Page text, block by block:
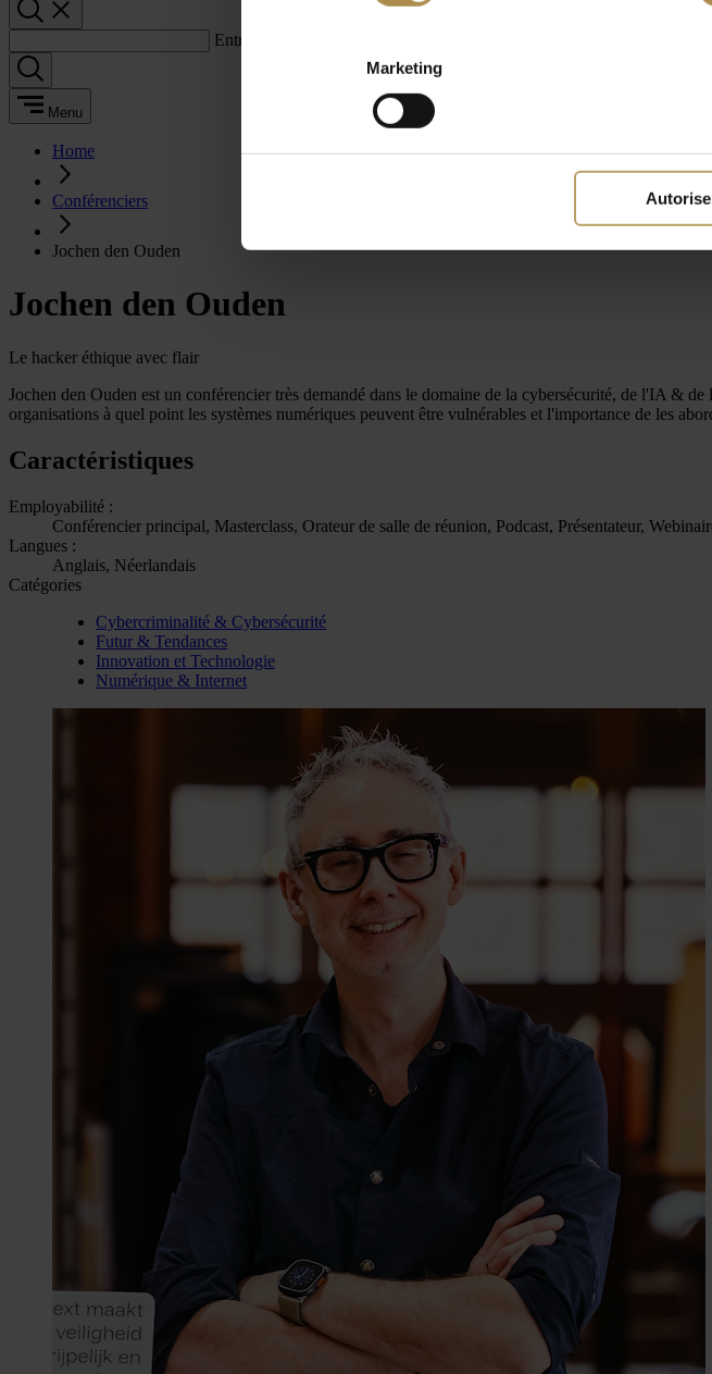
Marketing
Entrez un terme de recherche :
Menu
Home
Conférenciers
Jochen den Ouden
Jochen den Ouden
Le hacker éthique avec flair
Jochen den Ouden est un conférencier très demandé dans le domaine de la cybersécurité, de l'IA &
organisations à quel point les systèmes numériques peuvent être vulnérables et l'importance de les
Caractéristiques
Employabilité :
Conférencier principal, Masterclass, Orateur de salle de réunion, Podcast, Présentateur,
Langues :
Anglais, Néerlandais
Catégories
Cybercriminalité & Cybersécurité
Futur & Tendances
Innovation et Technologie
Numérique & Internet